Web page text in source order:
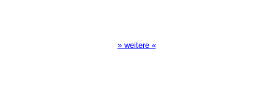
» weitere «